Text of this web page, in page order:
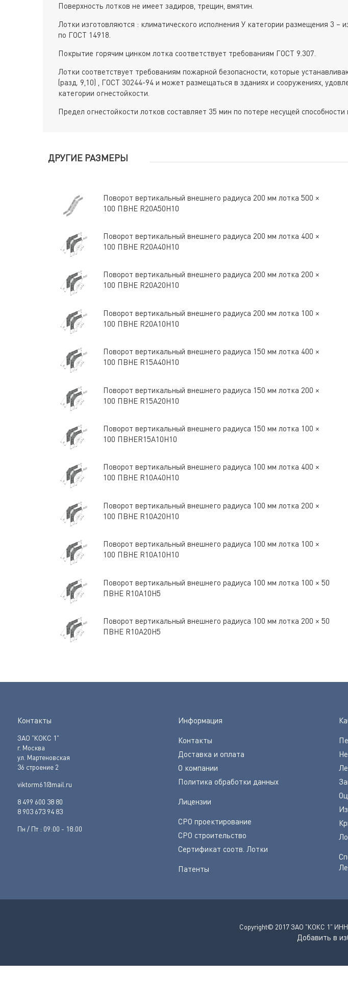
Поверхность лотков не имеет задиров, трещин, вмятин.
Лотки изготовляются : климатического исполнения У категории размещения 3 –
по ГОСТ 14918.
Покрытие горячим цинком лотка соответствует требованиям ГОСТ 9.307.
Лотки соответствует требованиям пожарной безопасности, которые
(разд. 9,10) , ГОСТ 30244-94 и может размещаться в зданиях и сооружениях,
категории огнестойкости.
Предел огнестойкости лотков составляет 35 мин по потере несущей
ДРУГИЕ РАЗМЕРЫ
Поворот вертикальный внешнего радиуса 200 мм лотка 500 ×
100 ПВНЕ R20A50H10
Поворот вертикальный внешнего радиуса 200 мм лотка 400 ×
100 ПВНЕ R20A40H10
Поворот вертикальный внешнего радиуса 200 мм лотка 200 ×
100 ПВНЕ R20A20H10
Поворот вертикальный внешнего радиуса 200 мм лотка 100 ×
100 ПВНЕ R20A10H10
Поворот вертикальный внешнего радиуса 150 мм лотка 400 ×
100 ПВНЕ R15A40H10
Поворот вертикальный внешнего радиуса 150 мм лотка 200 ×
100 ПВНЕ R15A20H10
Поворот вертикальный внешнего радиуса 150 мм лотка 100 ×
100 ПВНЕR15A10H10
Поворот вертикальный внешнего радиуса 100 мм лотка 400 ×
100 ПВНЕ R10A40H10
Поворот вертикальный внешнего радиуса 100 мм лотка 200 ×
100 ПВНЕ R10A20H10
Поворот вертикальный внешнего радиуса 100 мм лотка 100 ×
100 ПВНЕ R10A10H10
Поворот вертикальный внешнего радиуса 100 мм лотка 100 × 50
ПВНЕ R10A10H5
Поворот вертикальный внешнего радиуса 100 мм лотка 200 × 50
ПВНЕ R10A20H5
Контакты
ЗАО "КОКС 1"
г. Москва
ул. Мартеновская
36 строение 2
viktorm61@mail.ru
8 499 600 38 80
8 903 673 94 83
Пн / Пт : 09:00 - 18:00
Информация
Контакты
Доставка и оплата
О компании
Политика обработки данных
Лицензии
СРО проектирование
СРО строительство
Сертификат соотв. Лотки
Патенты
Copyright© 2017 ЗАО "КОКС 1" ИНН
Добавить в